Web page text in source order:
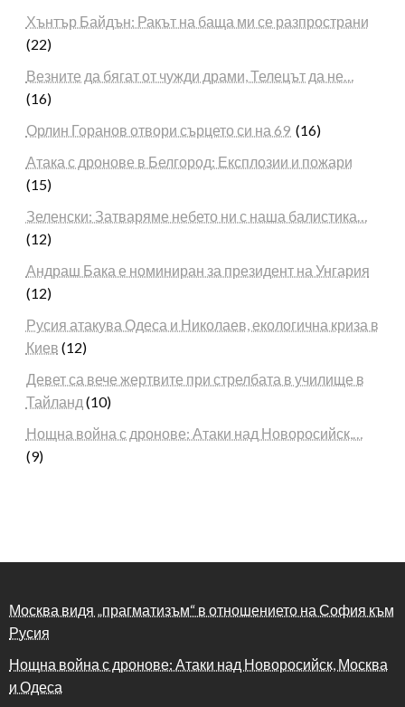
Хънтър Байдън: Ракът на баща ми се разпространи
(22)
Везните да бягат от чужди драми, Телецът да не…
(16)
Орлин Горанов отвори сърцето си на 69 (16)
Атака с дронове в Белгород: Експлозии и пожари
(15)
Зеленски: Затваряме небето ни с наша балистика…
(12)
Андраш Бака е номиниран за президент на Унгария
(12)
Русия атакува Одеса и Николаев, екологична криза в
Киев (12)
Девет са вече жертвите при стрелбата в училище в
Тайланд (10)
Нощна война с дронове: Атаки над Новоросийск,…
(9)
Москва видя „прагматизъм“ в отношението на София към
Русия
Нощна война с дронове: Атаки над Новоросийск, Москва
и Одеса